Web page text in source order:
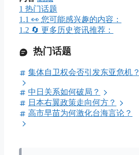
1 热门话题
1.1 👀 您可能感兴趣的内容：
1.2 🔄 更多历史资讯推荐：
热门话题
集体自卫权会否引发东亚危机？
中日关系如何破局？
日本右翼政策走向何方？
高市早苗为何激化台海言论？